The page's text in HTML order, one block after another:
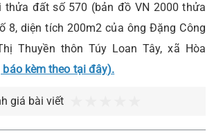
thửa đất số 570 (bản đồ VN 2000 thửa
8, diện tích 200m2 của ông Đặng Công
Thuyền thôn Túy Loan Tây, xã Hòa
báo kèm theo tại đây).
giá bài viết